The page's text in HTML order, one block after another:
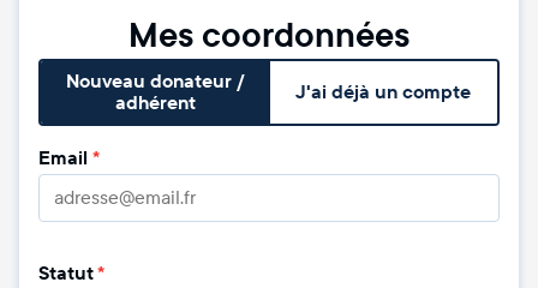
Mes coordonnées
Nouveau donateur /
adhérent
J'ai déjà un compte
Email *
Statut*